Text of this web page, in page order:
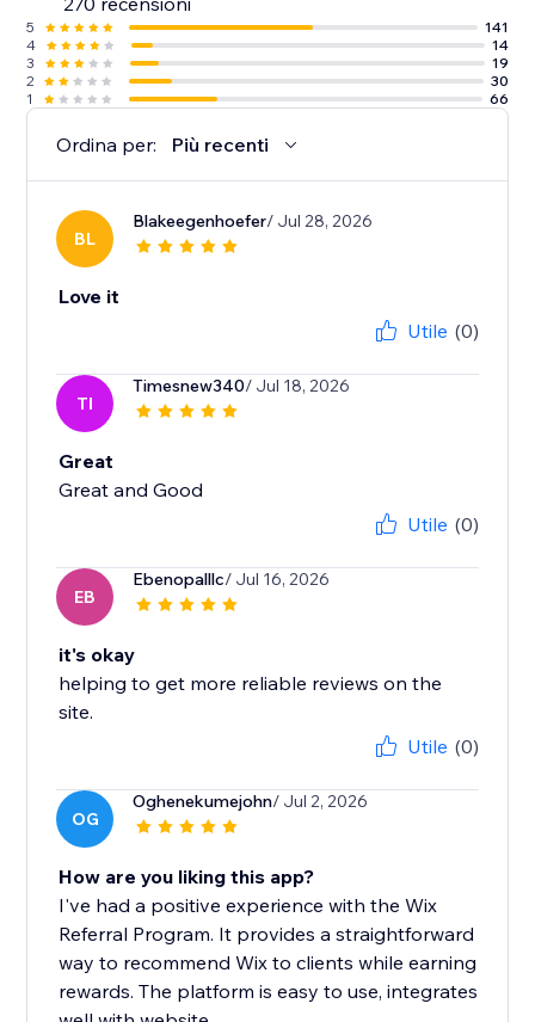
5
141
4
14
3
19
2
30
1
66
Ordina per: Più recenti
BL
Blakeegenhoefer/ Jul 28, 2026
Love it
Utile (0)
TI
Timesnew340/ Jul 18, 2026
Great
Great and Good
Utile (0)
EB
Ebenopalllc/ Jul 16, 2026
it's okay
helping to get more reliable reviews on the
site.
Utile (0)
OG
Oghenekumejohn/ Jul 2, 2026
How are you liking this app?
I've had a positive experience with the Wix
Referral Program. It provides a straightforward
way to recommend Wix to clients while earning
rewards. The platform is easy to use, integrates